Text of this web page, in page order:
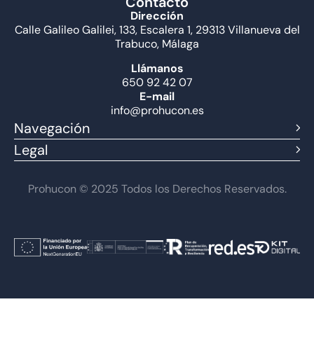
Dirección
Calle Galileo Galilei, 133, Escalera 1, 29313 Villanueva del
Trabuco, Málaga
Llámanos
650 92 42 07
E-mail
info@prohucon.es
Navegación
Legal
Prohucon © 2025 Todos los Derechos Reservados.